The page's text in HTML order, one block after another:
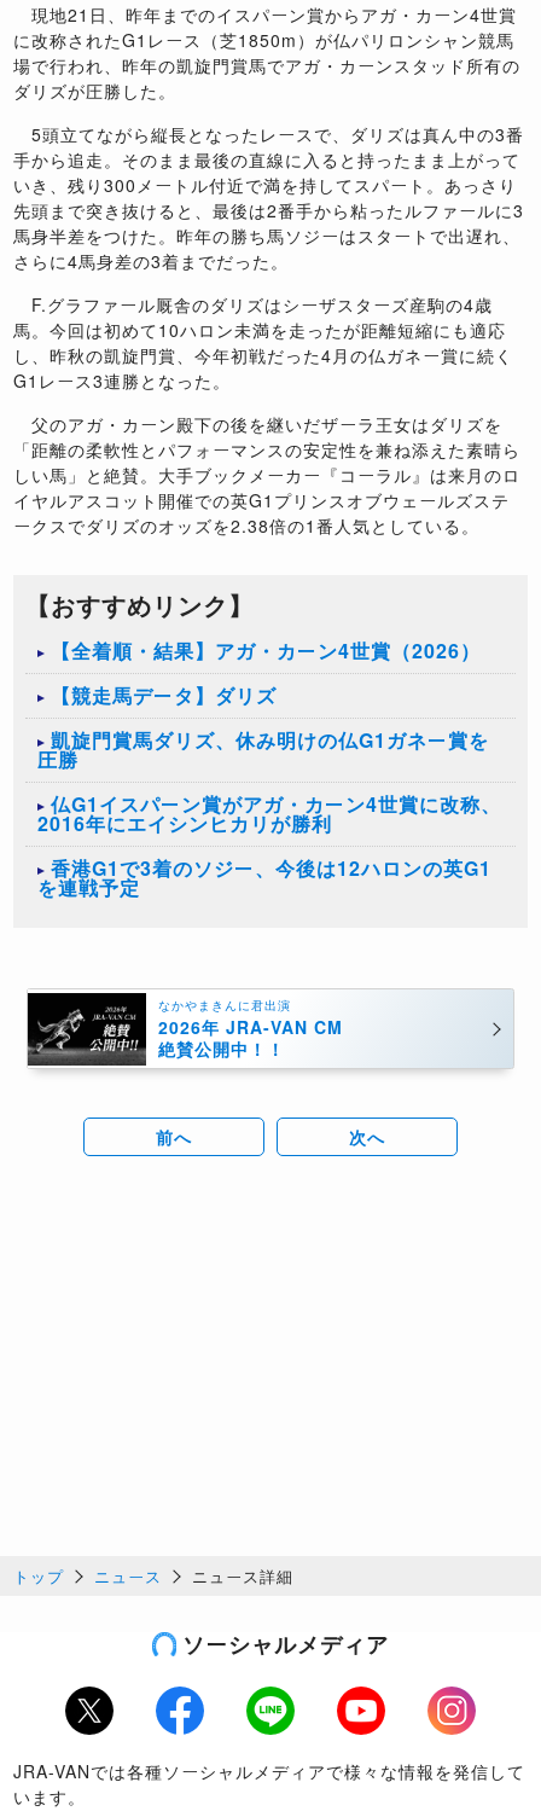
現地21日、昨年までのイスパーン賞からアガ・カーン4世賞
に改称されたG1レース（芝1850m）が仏パリロンシャン競馬
場で行われ、昨年の凱旋門賞馬でアガ・カーンスタッド所有の
ダリズが圧勝した。
5頭立てながら縦長となったレースで、ダリズは真ん中の3番
手から追走。そのまま最後の直線に入ると持ったまま上がって
いき、残り300メートル付近で満を持してスパート。あっさり
先頭まで突き抜けると、最後は2番手から粘ったルファールに3
馬身半差をつけた。昨年の勝ち馬ソジーはスタートで出遅れ、
さらに4馬身差の3着までだった。
F.グラファール厩舎のダリズはシーザスターズ産駒の4歳
馬。今回は初めて10ハロン未満を走ったが距離短縮にも適応
し、昨秋の凱旋門賞、今年初戦だった4月の仏ガネー賞に続く
G1レース3連勝となった。
父のアガ・カーン殿下の後を継いだザーラ王女はダリズを
「距離の柔軟性とパフォーマンスの安定性を兼ね添えた素晴ら
しい馬」と絶賛。大手ブックメーカー『コーラル』は来月のロ
イヤルアスコット開催での英G1プリンスオブウェールズステ
ークスでダリズのオッズを2.38倍の1番人気としている。
【おすすめリンク】
【全着順・結果】アガ・カーン4世賞（2026）
【競走馬データ】ダリズ
凱旋門賞馬ダリズ、休み明けの仏G1ガネー賞を
圧勝
仏G1イスパーン賞がアガ・カーン4世賞に改称、
2016年にエイシンヒカリが勝利
香港G1で3着のソジー、今後は12ハロンの英G1
を連戦予定
なかやまきんに君出演
2026年 JRA-VAN CM
絶賛公開中！！
前へ 次へ
トップ ニュース ニュース詳細
ソーシャルメディア
Twitter Facebook LINE Youtube
Instagram
JRA-VANでは各種ソーシャルメディアで様々な情報を発信して
います。